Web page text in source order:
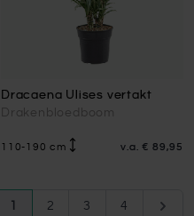
Dracaena Ulises vertakt
Drakenbloedboom
110-190 cm v.a. € 89,95
Pagina
U lees momenteel pagina
Pagina
2 Pagina
3 Pagina
4